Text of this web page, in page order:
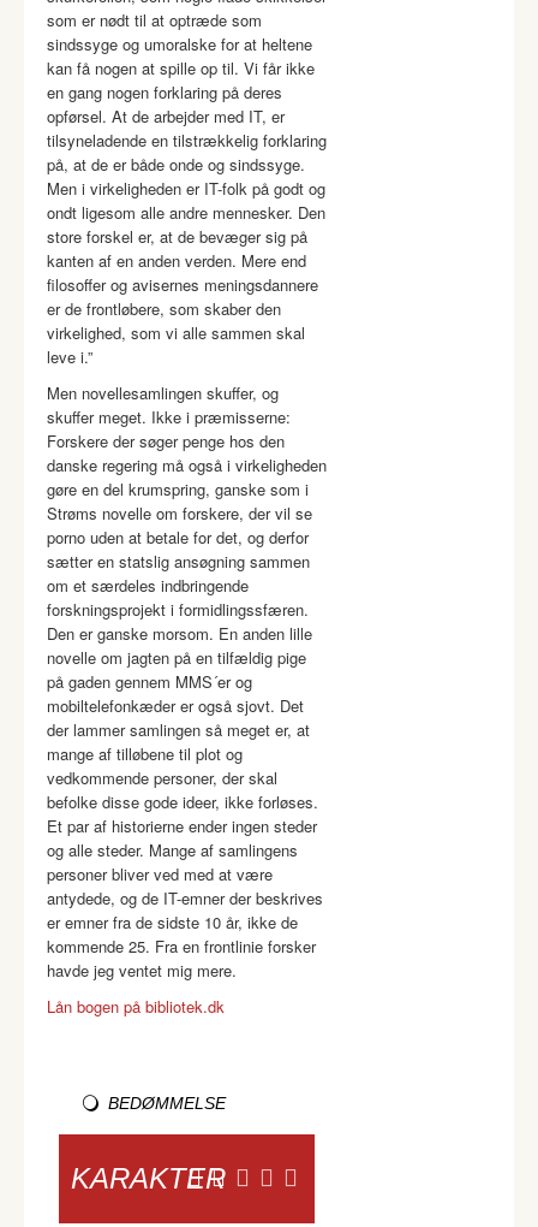
som er nødt til at optræde som
sindssyge og umoralske for at heltene
kan få nogen at spille op til. Vi får ikke
en gang nogen forklaring på deres
opførsel. At de arbejder med IT, er
tilsyneladende en tilstrækkelig forklaring
på, at de er både onde og sindssyge.
Men i virkeligheden er IT-folk på godt og
ondt ligesom alle andre mennesker. Den
store forskel er, at de bevæger sig på
kanten af en anden verden. Mere end
filosoffer og avisernes meningsdannere
er de frontløbere, som skaber den
virkelighed, som vi alle sammen skal
leve i.”
Men novellesamlingen skuffer, og
skuffer meget. Ikke i præmisserne:
Forskere der søger penge hos den
danske regering må også i virkeligheden
gøre en del krumspring, ganske som i
Strøms novelle om forskere, der vil se
porno uden at betale for det, og derfor
sætter en statslig ansøgning sammen
om et særdeles indbringende
forskningsprojekt i formidlingssfæren.
Den er ganske morsom. En anden lille
novelle om jagten på en tilfældig pige
på gaden gennem MMS´er og
mobiltelefonkæder er også sjovt. Det
der lammer samlingen så meget er, at
mange af tilløbene til plot og
vedkommende personer, der skal
befolke disse gode ideer, ikke forløses.
Et par af historierne ender ingen steder
og alle steder. Mange af samlingens
personer bliver ved med at være
antydede, og de IT-emner der beskrives
er emner fra de sidste 10 år, ikke de
kommende 25. Fra en frontlinie forsker
havde jeg ventet mig mere.
Lån bogen på bibliotek.dk
BEDØMMELSE
KARAKTER